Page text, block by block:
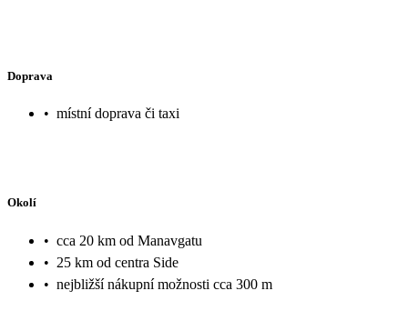
Doprava
• místní doprava či taxi
Okolí
• cca 20 km od Manavgatu
• 25 km od centra Side
• nejbližší nákupní možnosti cca 300 m